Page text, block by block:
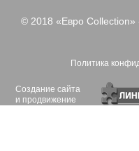
© 2018 «Евро Collection»
Политика
Создание сайта
и продвижение